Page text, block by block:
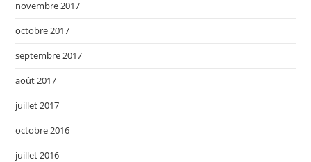
novembre 2017
octobre 2017
septembre 2017
août 2017
juillet 2017
octobre 2016
juillet 2016